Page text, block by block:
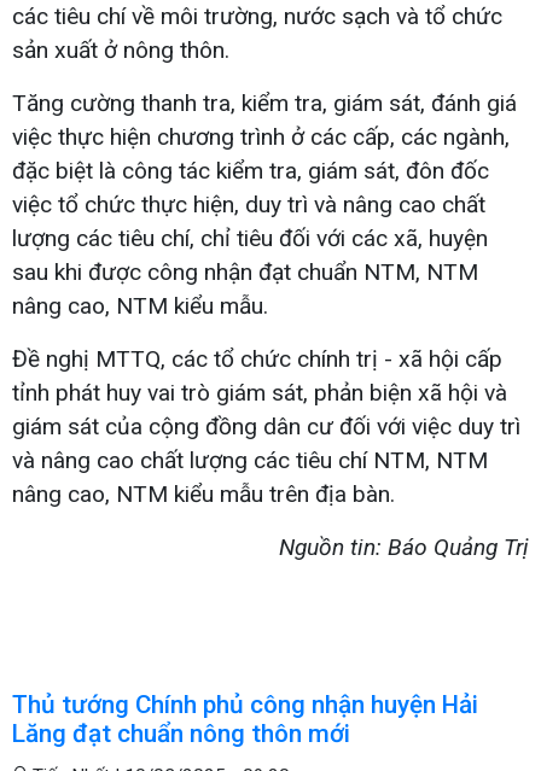
các tiêu chí về môi trường, nước sạch và tổ chức
sản xuất ở nông thôn.
Tăng cường thanh tra, kiểm tra, giám sát, đánh giá
việc thực hiện chương trình ở các cấp, các ngành,
đặc biệt là công tác kiểm tra, giám sát, đôn đốc
việc tổ chức thực hiện, duy trì và nâng cao chất
lượng các tiêu chí, chỉ tiêu đối với các xã, huyện
sau khi được công nhận đạt chuẩn NTM, NTM
nâng cao, NTM kiểu mẫu.
Đề nghị MTTQ, các tổ chức chính trị - xã hội cấp
tỉnh phát huy vai trò giám sát, phản biện xã hội và
giám sát của cộng đồng dân cư đối với việc duy trì
và nâng cao chất lượng các tiêu chí NTM, NTM
nâng cao, NTM kiểu mẫu trên địa bàn.
Nguồn tin: Báo Quảng Trị
Thủ tướng Chính phủ công nhận huyện Hải
Lăng đạt chuẩn nông thôn mới